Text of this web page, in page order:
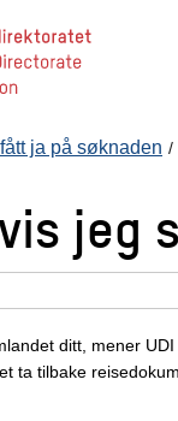
ja på søknaden
jeg
ditt, mener
ta tilbake